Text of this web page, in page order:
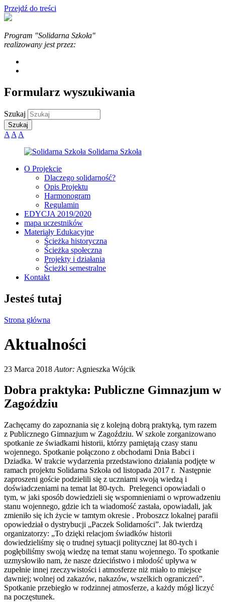
Przejdź do treści
Program "Solidarna Szkoła"
realizowany jest przez:
Formularz wyszukiwania
Szukaj
A A A
O Projekcie
Dlaczego solidarność?
Opis Projektu
Harmonogram
Regulamin
EDYCJA 2019/2020
mapa uczestników
Materiały Edukacyjne
Ścieżka historyczna
Ścieżka społeczna
Projekty i działania
Ścieżki semestralne
Kontakt
Jesteś tutaj
Strona główna
Aktualności
23 Marca 2018 Autor: Agnieszka Wójcik
Dobra praktyka: Publiczne Gimnazjum w
Zagoździu
Zachęcamy do zapoznania się z kolejną dobrą praktyką, tym razem
z Publicznego Gimnazjum w Zagoździu. W szkole zorganizowano
spotkanie ze świadkami historii, którzy pamiętają czasy stanu
wojennego. Spotkanie połączono z obchodami Dnia Babci i
Dziadka. W trakcie wydarzenia przedstawiono działania podjęte w
ramach projektu Solidarna Szkoła od listopada 2017 r. Następnie
zaproszeni goście podzielili się z uczniami swoją wiedzą i
doświadczeniami na temat lat 80-tych. Prelegenci opowiadali o
tym, w jaki sposób dowiedzieli się wspomnieniami o wprowadzeniu
stanu wojennego, gdzie ich ta wiadomość zastała, opowiadali, jak
zmieniło się ich życie w tamtym okresie . Proboszcz lokalnej parafii
opowiedział o dystrybucji „Paczek Solidarności”. Jak twierdzą
organizatorzy: „To dzięki relacjom świadków historii
dowiedzieliśmy się o trudnej sytuacji politycznej lat 80-tych i
pogłębiliśmy swoją wiedzę na temat stanu wojennego. To spotkanie
uzmysłowiło nam, że nasze dzieciństwo i młodość upływa w
zupełnie innej rzeczywistości i atmosferze niż miało to miejsce
dawniej; wolnej od zakazów, nakazów, wszelkich ograniczeń”.
Spotkanie przebiegło w rodzinnej atmosferze, a każdy mógł liczyć
na poczęstunek.